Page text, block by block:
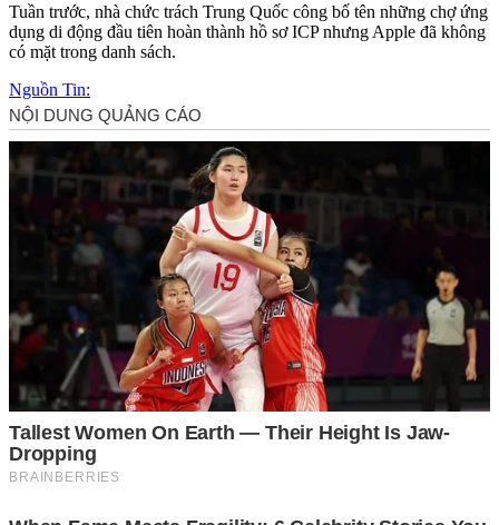
Tuần trước, nhà chức trách Trung Quốc công bố tên những chợ ứng
dụng di động đầu tiên hoàn thành hồ sơ ICP nhưng Apple đã không
có mặt trong danh sách.
Nguồn Tin: